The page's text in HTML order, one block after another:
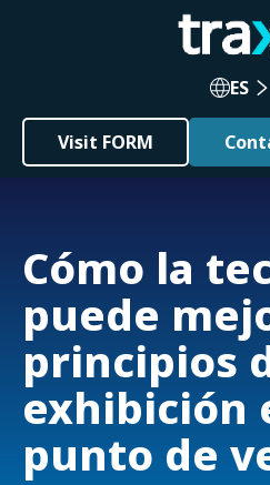
ES
Visit FORM
Cómo la
puede
principios
exhibición
punto de